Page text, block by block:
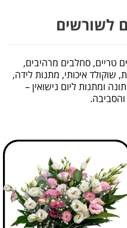
לשורשים
טריים, סחלבים מרהיבים,
שוקולד איכותי, מתנות לידה,
ומתנות ליום נישואין –